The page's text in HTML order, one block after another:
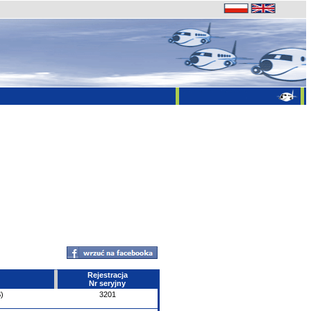
Rejestracja
Nr seryjny
3201